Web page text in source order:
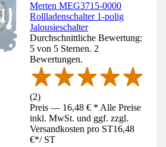
Merten MEG3715-0000
Rollladenschalter 1-polig
Jalousieschalter
Durchschnittliche Bewertung:
5 von 5 Sternen. 2
Bewertungen.
(2)
Preis — 16,48 € * Alle Preise
inkl. MwSt. und ggf. zzgl.
Versandkosten pro ST16,48
€*/ ST